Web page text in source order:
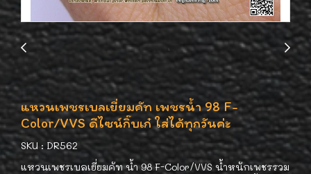
แหวนเพชรเบลเยี่ยมคัท เพชรน้ำ 98 F-
Color/VVS ดีไซน์กิ๊บเก๋ ใส่ได้ทุกวันค่ะ
SKU : DR562
แหวนเพชรเบลเยี่ยมคัท น้ำ 98 F-Color/VVS น้ำหนักเพชรรวม